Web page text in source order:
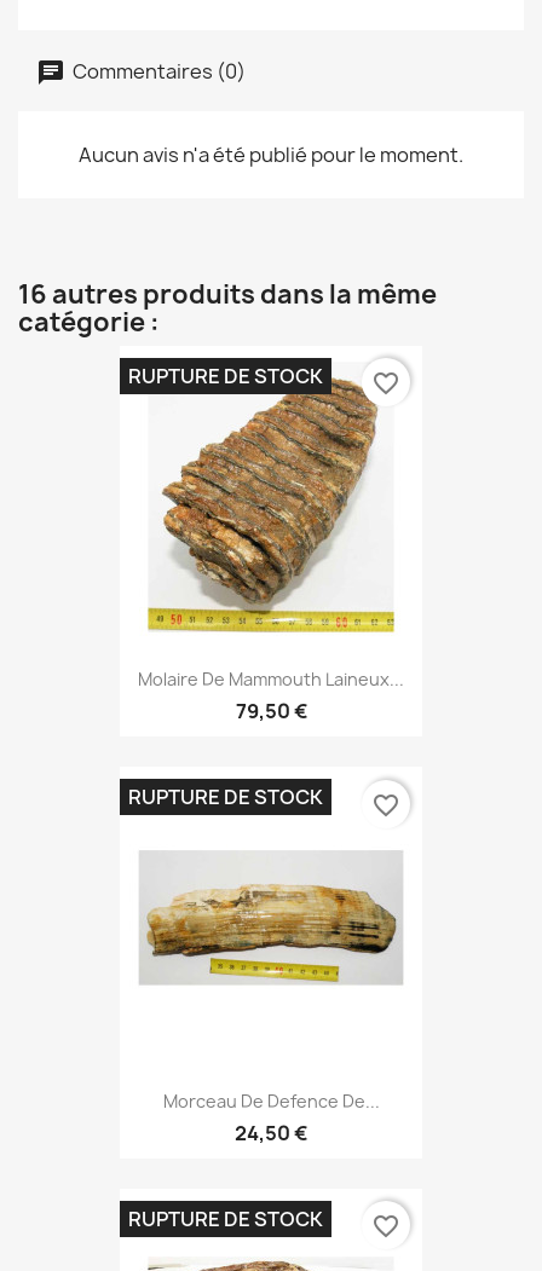
Commentaires (0)
Aucun avis n'a été publié pour le moment.
16 autres produits dans la même
catégorie :
Molaire De Mammouth Laineux...
79,50 €
RUPTURE DE STOCK favorite_border
Morceau De Defence De...
24,50 €
RUPTURE DE STOCK favorite_border
RUPTURE DE STOCK favorite_border